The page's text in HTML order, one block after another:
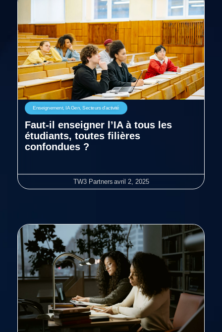
Enseignement, IA Gen, Secteurs d'activité
Faut-il enseigner l’IA à tous les
étudiants, toutes filières
confondues ?
TW3 Partners avril 2, 2025